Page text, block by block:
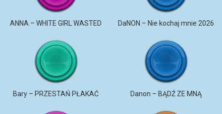
ANNA – WHITE GIRL WASTED DaNON – Nie kochaj mnie 2026
Bary – PRZESTAŃ PŁAKAĆ Danon – BĄDŹ ZE MNĄ